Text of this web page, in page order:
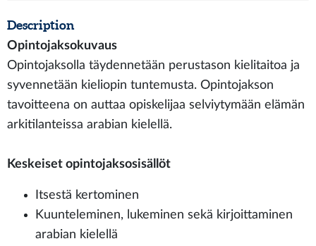
Description
Opintojaksokuvaus
Opintojaksolla täydennetään perustason kielitaitoa ja
syvennetään kieliopin tuntemusta. Opintojakson
tavoitteena on auttaa opiskelijaa selviytymään elämän
arkitilanteissa arabian kielellä.
Keskeiset opintojaksosisällöt
Itsestä kertominen
Kuunteleminen, lukeminen sekä kirjoittaminen
arabian kielellä